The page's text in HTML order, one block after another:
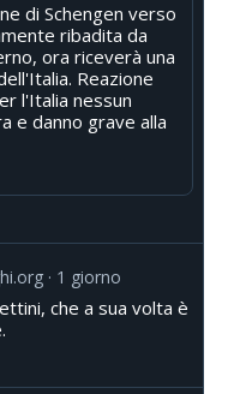
di Schengen verso
ribadita da
ora riceverà una
Reazione
l'Italia nessun
e danno grave alla
1 giorno
che a sua volta è